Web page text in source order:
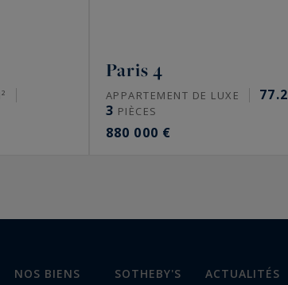
Paris 4
APPARTEMENT DE LUXE 77.2
3 PIÈCES
880 000 €
NOS BIENS SOTHEBY'S ACTUALITÉS